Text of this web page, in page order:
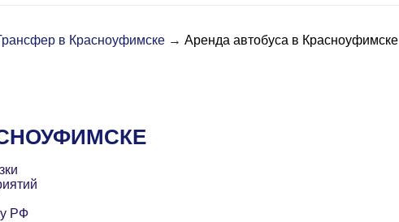
в Красноуфимске → Аренда автобуса в Красноуфимске
РФ